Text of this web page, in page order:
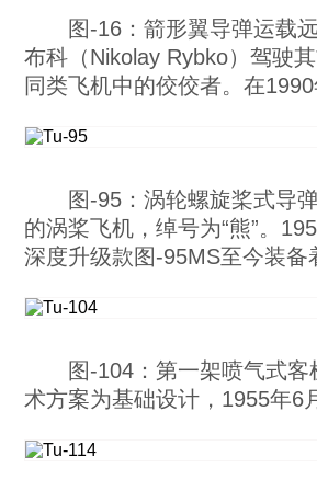
图-16：箭形翼导弹运载
布科（Nikolay Rybko）驾驶
同类飞机中的佼佼者。在
图-95：涡轮螺旋桨式导
的涡桨飞机，绰号为“熊”。
深度升级款图-95MS至今装
图-104：第一架喷气式
术方案为基础设计，1955年6